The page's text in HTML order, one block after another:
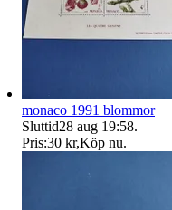
monaco 1991 blommor
Sluttid28 aug 19:58.
Pris:30 kr,Köp nu.